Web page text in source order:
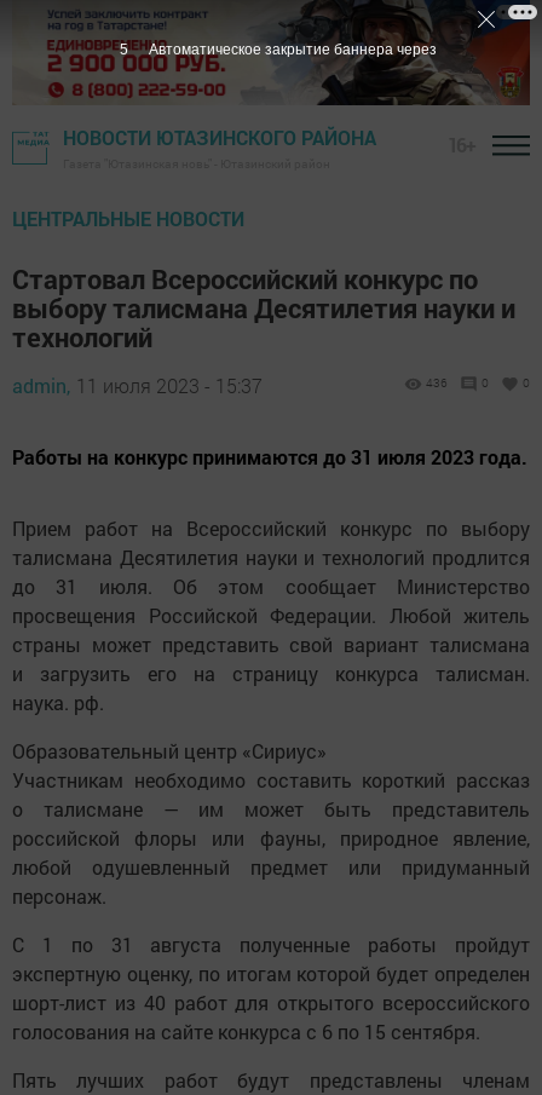
НОВОСТИ ЮТАЗИНСКОГО РАЙОНА
ЦЕНТРАЛЬНЫЕ НОВОСТИ
Стартовал Всероссийский конкурс по
выбору талисмана Десятилетия науки и
технологий
admin, 11 июля 2023 - 15:37 436 0 0
Работы на конкурс принимаются до 31 июля 2023 года.
Прием работ на Всероссийский конкурс по выбору
талисмана Десятилетия науки и технологий продлится
до 31 июля. Об этом сообщает Министерство
просвещения Российской Федерации. Любой житель
страны может представить свой вариант талисмана
и загрузить его на страницу конкурса талисман.
наука. рф.
Образовательный центр «Сириус»
Участникам необходимо составить короткий рассказ
о талисмане — им может быть представитель
российской флоры или фауны, природное явление,
любой одушевленный предмет или придуманный
персонаж.
С 1 по 31 августа полученные работы пройдут
экспертную оценку, по итогам которой будет определен
шорт-лист из 40 работ для открытого всероссийского
голосования на сайте конкурса с 6 по 15 сентября.
Пять лучших работ будут представлены членам
3 Автоматическое закрытие баннера через